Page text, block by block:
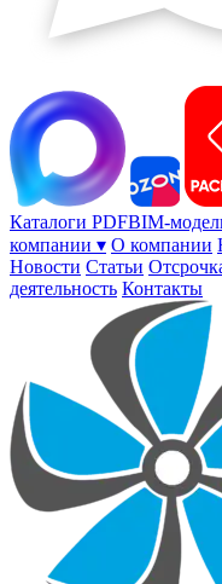
Каталоги PDFBIM-
компании ▾ О компании
Новости Статьи
деятельность Контакты